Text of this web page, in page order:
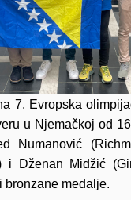
7. Evropska
u Njemačkoj od
Numanović
i Dženan Midžić
bronzane medalje.